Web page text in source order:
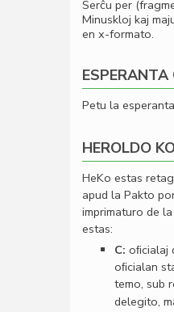
Serĉu per
Minuskloj kaj
en x-formato.
Petu la
HEROLDO
HeKo estas
apud la Pakto
imprimaturo de
estas:
C: oﬁcialaj
oﬁcialan
temo, sub
delegito,